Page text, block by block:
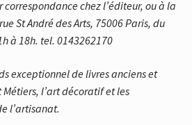
chez l’éditeur, ou à la
St André des Arts, 75006 Paris, du
à 18h. tel. 0143262170
exceptionnel de livres anciens et
Métiers, l’art décoratif et les
l’artisanat.